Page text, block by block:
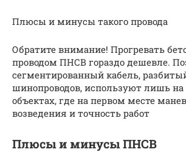
Плюсы и минусы такого провода
Обратите внимание! Прогревать
проводом ПНСВ гораздо дешевле.
сегментированный кабель,
шинопроводов, используют лишь на
объектах, где на первом месте
возведения и точность работ
Плюсы и минусы ПНСВ